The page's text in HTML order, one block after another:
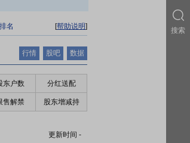
名 [帮助说明]
行情 股吧 数据
东户数 分红送配
售解禁 股东增减持
更新时间 -
搜索